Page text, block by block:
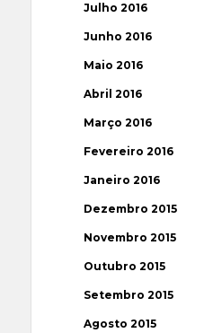
Julho 2016
Junho 2016
Maio 2016
Abril 2016
Março 2016
Fevereiro 2016
Janeiro 2016
Dezembro 2015
Novembro 2015
Outubro 2015
Setembro 2015
Agosto 2015